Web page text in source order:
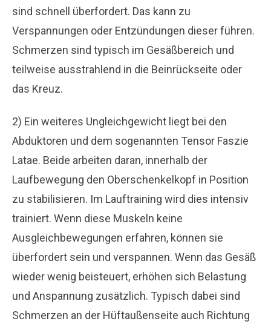
sind schnell überfordert. Das kann zu
Verspannungen oder Entzündungen dieser führen.
Schmerzen sind typisch im Gesäßbereich und
teilweise ausstrahlend in die Beinrückseite oder
das Kreuz.
2) Ein weiteres Ungleichgewicht liegt bei den
Abduktoren und dem sogenannten Tensor Faszie
Latae. Beide arbeiten daran, innerhalb der
Laufbewegung den Oberschenkelkopf in Position
zu stabilisieren. Im Lauftraining wird dies intensiv
trainiert. Wenn diese Muskeln keine
Ausgleichbewegungen erfahren, können sie
überfordert sein und verspannen. Wenn das Gesäß
wieder wenig beisteuert, erhöhen sich Belastung
und Anspannung zusätzlich. Typisch dabei sind
Schmerzen an der Hüftaußenseite auch Richtung